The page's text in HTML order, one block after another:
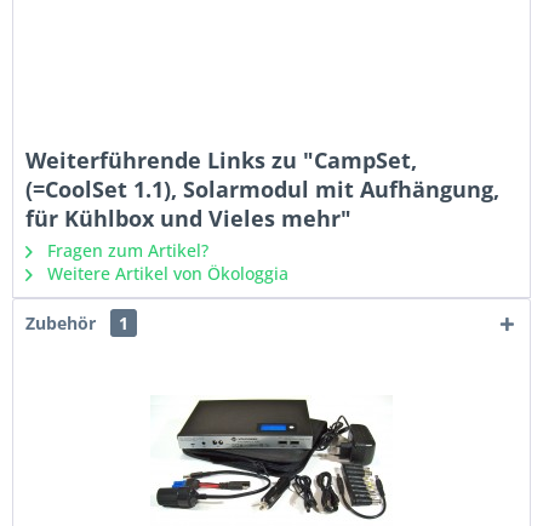
Weiterführende Links zu "CampSet,
(=CoolSet 1.1), Solarmodul mit Aufhängung,
für Kühlbox und Vieles mehr"
Fragen zum Artikel?
Weitere Artikel von Ökologgia
Zubehör 1